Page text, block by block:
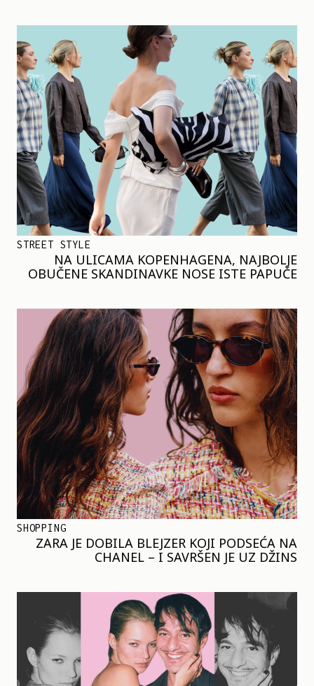
STREET STYLE
NA ULICAMA KOPENHAGENA, NAJBOLJE
OBUČENE SKANDINAVKE NOSE ISTE PAPUČE
SHOPPING
ZARA JE DOBILA BLEJZER KOJI PODSEĆA NA
CHANEL – I SAVRŠEN JE UZ DŽINS